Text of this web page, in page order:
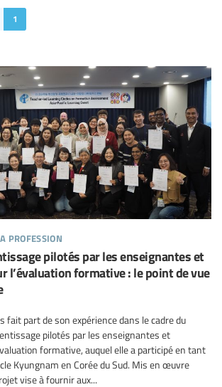
1
profession
pilotés par les enseignantes et
l’évaluation formative : le point de vue
fait part de son expérience dans le cadre du
pilotés par les enseignantes et
formative, auquel elle a participé en tant
Kyungnam en Corée du Sud. Mis en œuvre
vise à fournir aux...